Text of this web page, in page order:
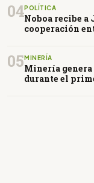
04POLÍTICA
Noboa recibe
cooperación
05 MINERÍA
Minería genera
durante el